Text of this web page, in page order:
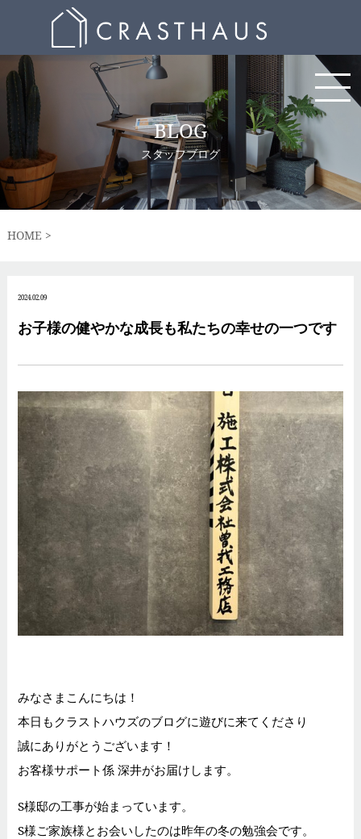
BLOG
スタッフブログ
HOME
2024.02.09
お子様の健やかな成長も私たちの幸せの一つです
みなさまこんにちは！
本日もクラストハウズのブログに遊びに来てくださり
誠にありがとうございます！
お客様サポート係 深井がお届けします。
S様邸の工事が始まっています。
S様ご家族様とお会いしたのは昨年の冬の勉強会です。